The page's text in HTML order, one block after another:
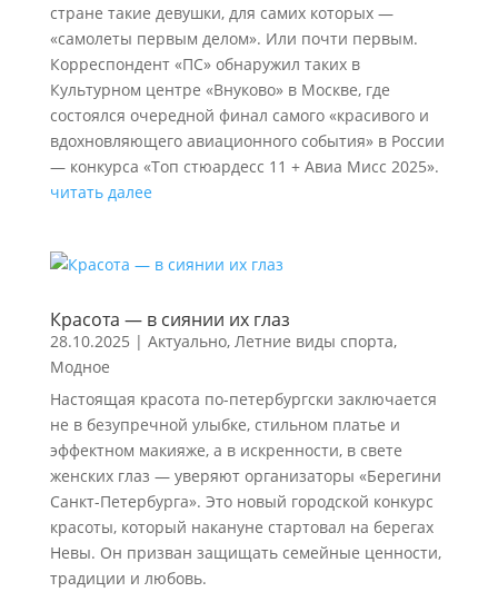
стране такие девушки, для самих которых —
«самолеты первым делом». Или почти первым.
Корреспондент «ПС» обнаружил таких в
Культурном центре «Внуково» в Москве, где
состоялся очередной финал самого «красивого и
вдохновляющего авиационного события» в России
— конкурса «Топ стюардесс 11 + Авиа Мисс 2025».
читать далее
Красота — в сиянии их глаз
28.10.2025 | Актуально, Летние виды спорта,
Модное
Настоящая красота по-петербургски заключается
не в безупречной улыбке, стильном платье и
эффектном макияже, а в искренности, в свете
женских глаз — уверяют организаторы «Берегини
Санкт-Петербурга». Это новый городской конкурс
красоты, который накануне стартовал на берегах
Невы. Он призван защищать семейные ценности,
традиции и любовь.